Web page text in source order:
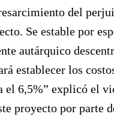
del
Se estable por
autárquico
establecer los
el 6,5%” explicó el
proyecto por parte